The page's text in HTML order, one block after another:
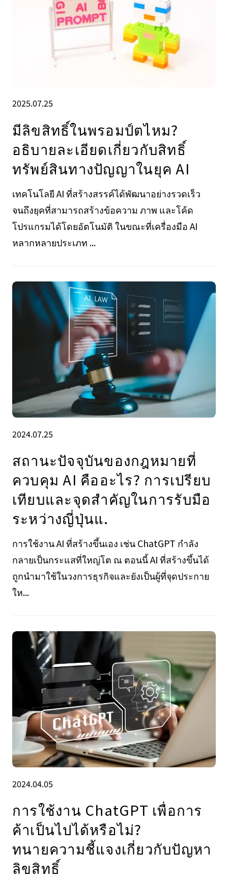
2025.07.25
มีลิขสิทธิ์ในพรอมป์ตไหม?
อธิบายละเอียดเกี่ยวกับสิทธิ์
ทรัพย์สินทางปัญญาในยุค AI
เทคโนโลยี AI ที่สร้างสรรค์ได้พัฒนาอย่างรวดเร็ว
จนถึงยุคที่สามารถสร้างข้อความ ภาพ และโค้ด
โปรแกรมได้โดยอัตโนมัติ ในขณะที่เครื่องมือ AI
หลากหลายประเภท ...
2024.07.25
สถานะปัจจุบันของกฎหมายที่
ควบคุม AI คืออะไร? การเปรียบ
เทียบและจุดสําคัญในการรับมือ
ระหว่างญี่ปุ่นแ.
การใช้งาน AI ที่สร้างขึ้นเอง เช่น ChatGPT กำลัง
กลายเป็นกระแสที่ใหญ่โต ณ ตอนนี้ AI ที่สร้างขึ้นได้
ถูกนำมาใช้ในวงการธุรกิจและยังเป็นผู้ที่จุดประกาย
ให...
2024.04.05
การใช้งาน ChatGPT เพื่อการ
ค้าเป็นไปได้หรือไม่?
ทนายความชี้แจงเกี่ยวกับปัญหา
ลิขสิทธิ์